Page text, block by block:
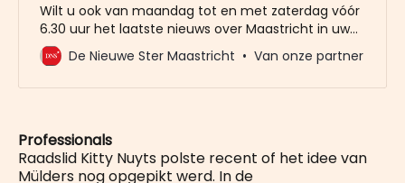
Wilt u ook van maandag tot en met zaterdag vóór
6.30 uur het laatste nieuws over Maastricht in uw
mailbox? Meld u dan gratis aan voor de nieuwbrief
van De Nieuwe Ster. Meer dan 20.000 trouwe lezers
De Nieuwe Ster Maastricht Van onze partner
Professionals
Raadslid Kitty Nuyts polste recent of het idee van
Mülders nog opgepikt werd. In de